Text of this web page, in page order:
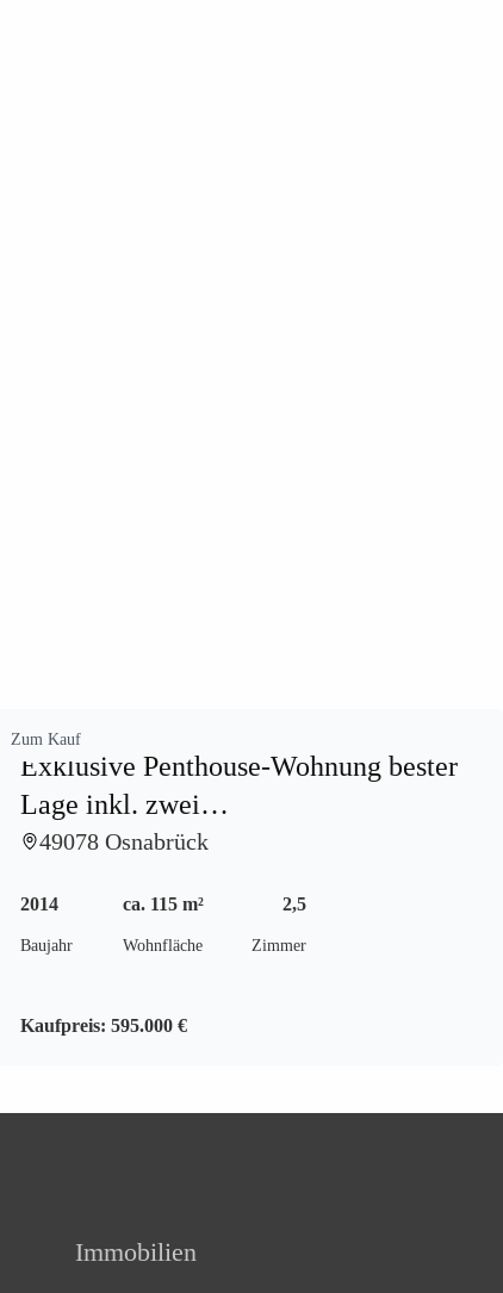
Zum Kauf
Exklusive Penthouse-Wohnung bester
Lage inkl. zwei
Tiefgaragenstellplätze
49078 Osnabrück
2014
Baujahr
ca. 115 m²
Wohnfläche
2,5
Zimmer
Kaufpreis: 595.000 €
Immobilien